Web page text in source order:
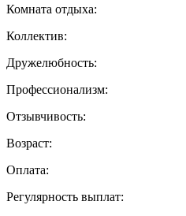
Комната отдыха:
Коллектив:
Дружелюбность:
Профессионализм:
Отзывчивость:
Возраст:
Оплата:
Регулярность выплат: